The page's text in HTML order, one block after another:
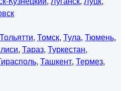
Тольятти, Томск, Тула, Тюмень,
, Тараз, Туркестан,
, Ташкент, Термез,